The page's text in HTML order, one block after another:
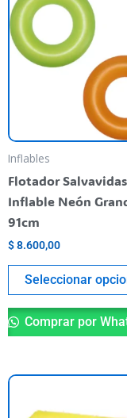
Inflables
Flotador Salvavidas
Inflable Neón
91cm
$8.600,00
Seleccionar
Comprar por